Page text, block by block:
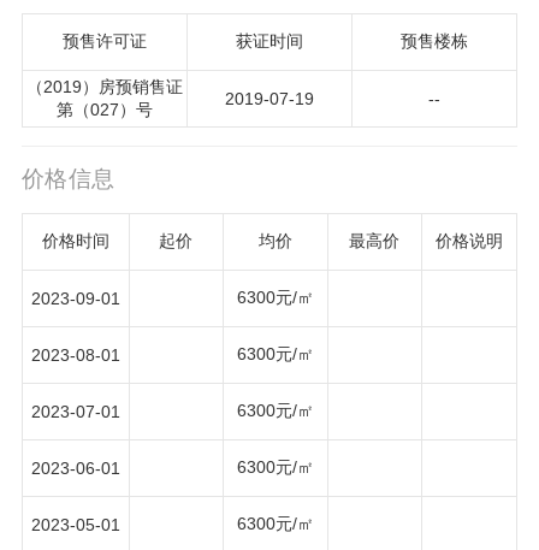
预售许可证 获证时间 预售楼栋
（2019）房预销售证
第（027）号
2019-07-19 --
价格信息
价格时间 起价 均价 最高价 价格说明
2023-09-01 6300元/㎡
2023-08-01 6300元/㎡
2023-07-01 6300元/㎡
2023-06-01 6300元/㎡
2023-05-01 6300元/㎡